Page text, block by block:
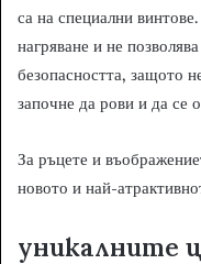
са на специални
нагряване и не
безопасността, защото
започне да рови и да се
За ръцете и
новото и най-
уникалните